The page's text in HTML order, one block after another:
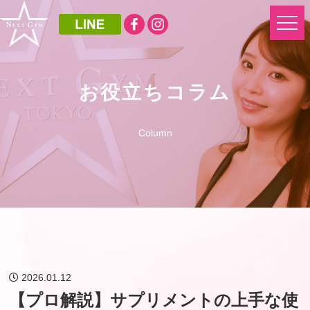
お役立ちコラム
Column
2026.01.12
【プロ解説】サプリメントの上手な使